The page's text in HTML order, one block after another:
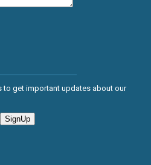
to get important updates about our